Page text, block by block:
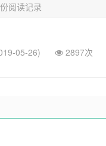
阅读记录
05-26)
2897次